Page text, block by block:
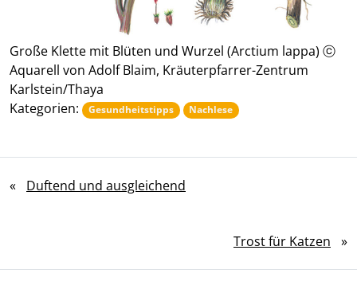
Große Klette mit Blüten und Wurzel (Arctium lappa) ⓒ
Aquarell von Adolf Blaim, Kräuterpfarrer-Zentrum
Karlstein/Thaya
Kategorien:
Gesundheitstipps Nachlese
« Duftend und ausgleichend
Trost für Katzen »